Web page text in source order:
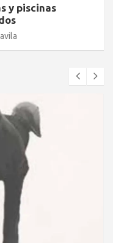
y piscinas